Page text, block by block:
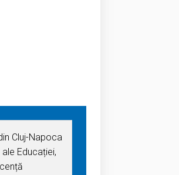
Cluj-Napoca
Educației,